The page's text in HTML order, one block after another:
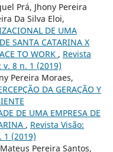
Prá, Jhony Pereira
Da Silva Eloi,
DE UMA
SANTA CATARINA X
TO WORK , Revista
8 n. 1 (2019)
Pereira Moraes,
DA GERAÇÃO Y
DE UMA EMPRESA DE
, Revista Visão:
1 (2019)
Pereira Santos,